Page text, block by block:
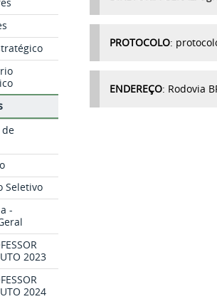
de
Seletivo
-
2023
2024
PROTOCOLO:
ENDEREÇO: Rodovia